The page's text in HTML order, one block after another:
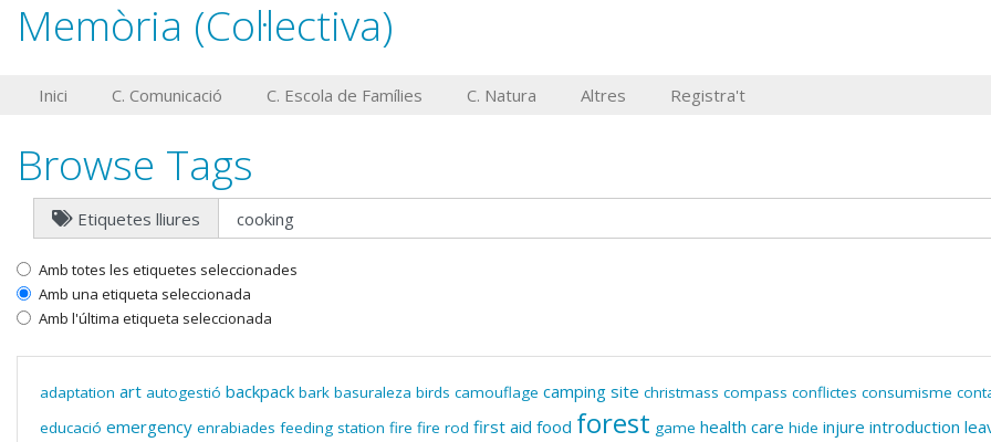
Memòria (Col·lectiva)
Inici C. Comunicació C. Escola de Famílies C. Natura Altres Registra't
Browse Tags
Etiquetes lliures
Amb totes les etiquetes seleccionades
Amb una etiqueta seleccionada
Amb l'última etiqueta seleccionada
adaptation art autogestió backpack bark basuraleza birds camouflage camping site christmass compass conflictes consumisme
educació emergency enrabiades feeding station fire fire rod first aid food forest game health care hide injure introduction